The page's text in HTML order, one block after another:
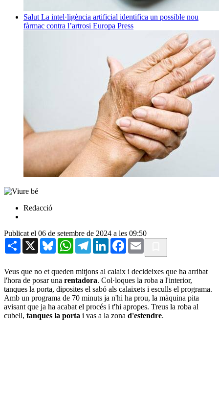
Salut La intel·ligència artificial identifica un possible nou
fàrmac contra l’artrosi Europa Press
Redacció
Publicat el 06 de setembre de 2024 a les 09:50
Share X BlueskyWhatsAppTelegramLinkedInFacebook
Email
Veus que no et queden mitjons al calaix i decideixes que ha arribat
l'hora de posar una rentadora. Col·loques la roba a l'interior,
tanques la porta, diposites el sabó als calaixets i esculls el programa.
Amb un programa de 70 minuts ja n'hi ha prou, la màquina pita
avisant que ja ha acabat el procés i t'hi apropes. Treus la roba al
cubell, tanques la porta i vas a la zona d'estendre.